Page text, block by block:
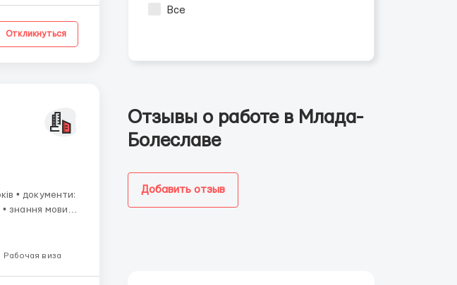
Откликнуться
Рабочая виза
Все
Отзывы о работе в Млада-
Болеславе
Добавить отзыв